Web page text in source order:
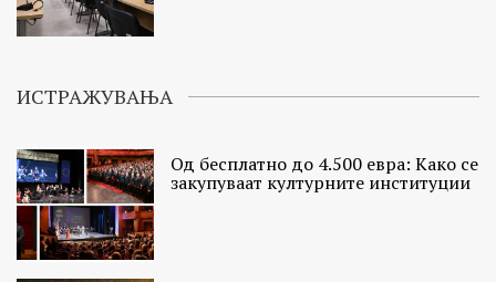
ИСТРАЖУВАЊА
Од бесплатно до 4.500 евра: Како се
закупуваат културните институции